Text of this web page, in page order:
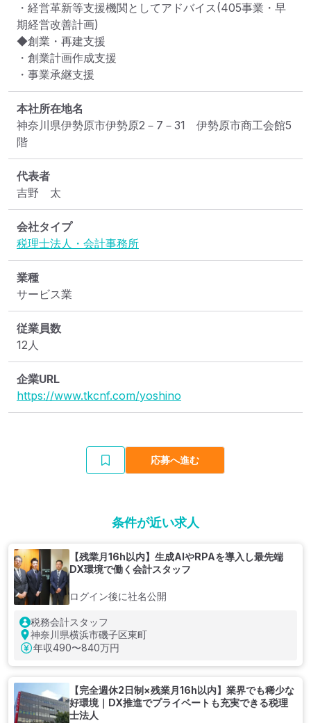
・経営革新等支援機関としてアドバイス(405事業・早
期経営改善計画)
◆創業・再建支援
・創業計画作成支援
・事業承継支援
本社所在地名
神奈川県伊勢原市伊勢原2－7－31　伊勢原市商工会館5
階
代表者
吉野　太
会社タイプ
税理士法人・会計事務所
業種
サービス業
従業員数
12人
企業URL
https://www.tkcnf.com/yoshino
応募へ進む
条件が近い求人
【残業月16h以内】生成AIやRPAを導入し最先端
DX環境で働く会計スタッフ
ログイン後に社名公開
税務会計スタッフ
神奈川県横浜市磯子区東町
年収490〜840万円
【完全週休2日制×残業月16h以内】業界でも稀少な
好環境｜DX推進でプライベートも充実できる税理
士法人